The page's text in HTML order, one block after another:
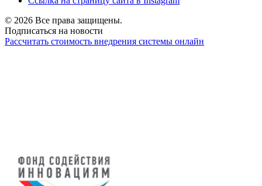
© 2026 Все права защищены.
Подписаться на новости
Рассчитать стоимость внедрения системы онлайн